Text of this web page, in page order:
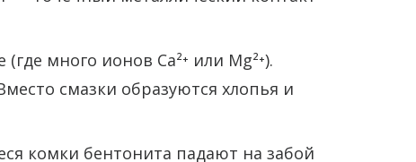
много ионов Ca²⁺ или Mg²⁺).
смазки образуются хлопья и
комки бентонита падают на забой